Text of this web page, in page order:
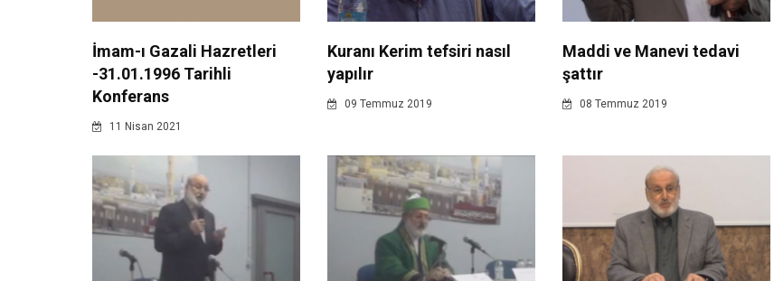
İmam-ı Gazali Hazretleri
-31.01.1996 Tarihli
Konferans
11 Nisan 2021
Kuranı Kerim tefsiri nasıl
yapılır
09 Temmuz 2019
Maddi ve Manevi tedavi
şattır
08 Temmuz 2019